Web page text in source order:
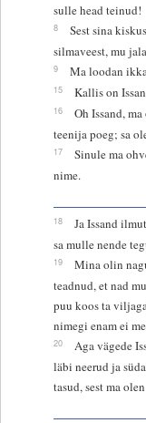
sulle head teinud!
8
Sest sina
silmaveest, mu
9 Ma loodan
15 Kallis on
16
Oh Issand,
teenija poeg; sa
17
Sinule ma
nime.
18
Ja Issand
sa mulle nende
19
Mina olin
teadnud, et nad
puu koos ta
nimegi enam ei
20
Aga vägede
läbi neerud ja
tasud, sest ma